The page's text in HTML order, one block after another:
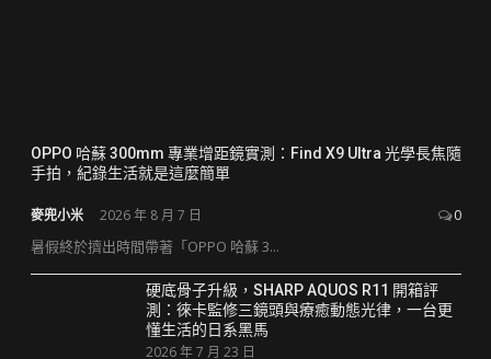
OPPO 哈蘇 300mm 專業增距鏡實測：Find X9 Ultra 光學長焦隨
手拍，紀錄生活就是這麼簡單
麥兜小米 2026 年 8 月 7 日 0
暑假終於擠出時間帶著「OPPO 哈蘇 3...
硬底骨子升級，SHARP AQUOS R11 開箱評
測：徠卡監修三鏡頭與療癒動態光律，一台更
懂生活的日系黑馬
2026 年 7 月 23 日